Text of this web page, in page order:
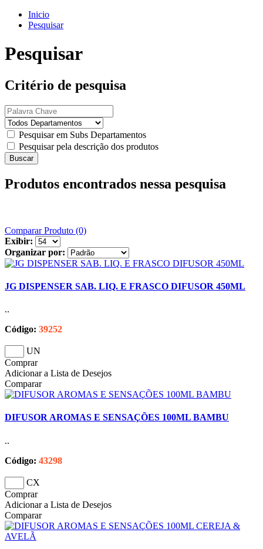
Inicio
Pesquisar
Pesquisar
Critério de pesquisa
Pesquisar em Subs Departamentos
Pesquisar pela descrição dos produtos
Produtos encontrados nessa pesquisa
Comparar Produto (0)
Exibir:
Organizar por:
JG DISPENSER SAB. LIQ. E FRASCO DIFUSOR 450ML
..
Código: 39252
UN
Comprar
Adicionar a Lista de Desejos
Comparar
DIFUSOR AROMAS E SENSAÇÕES 100ML BAMBU
..
Código: 43298
CX
Comprar
Adicionar a Lista de Desejos
Comparar